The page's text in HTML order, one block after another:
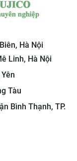
Hà Nội
Linh, Hà Nội
Tàu
Bình Thạnh, TP.